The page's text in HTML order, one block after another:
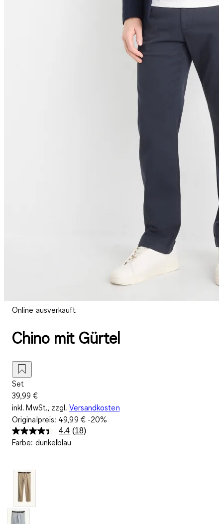
Online ausverkauft
Chino mit Gürtel
Set
39,99 €
inkl. MwSt., zzgl. Versandkosten
Originalpreis: 49,99 €-20%
4.4 18
(18)
Farbe: dunkelblau